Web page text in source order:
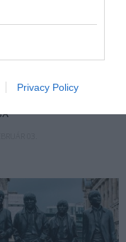
Privacy Policy
– EGY NEMZETI